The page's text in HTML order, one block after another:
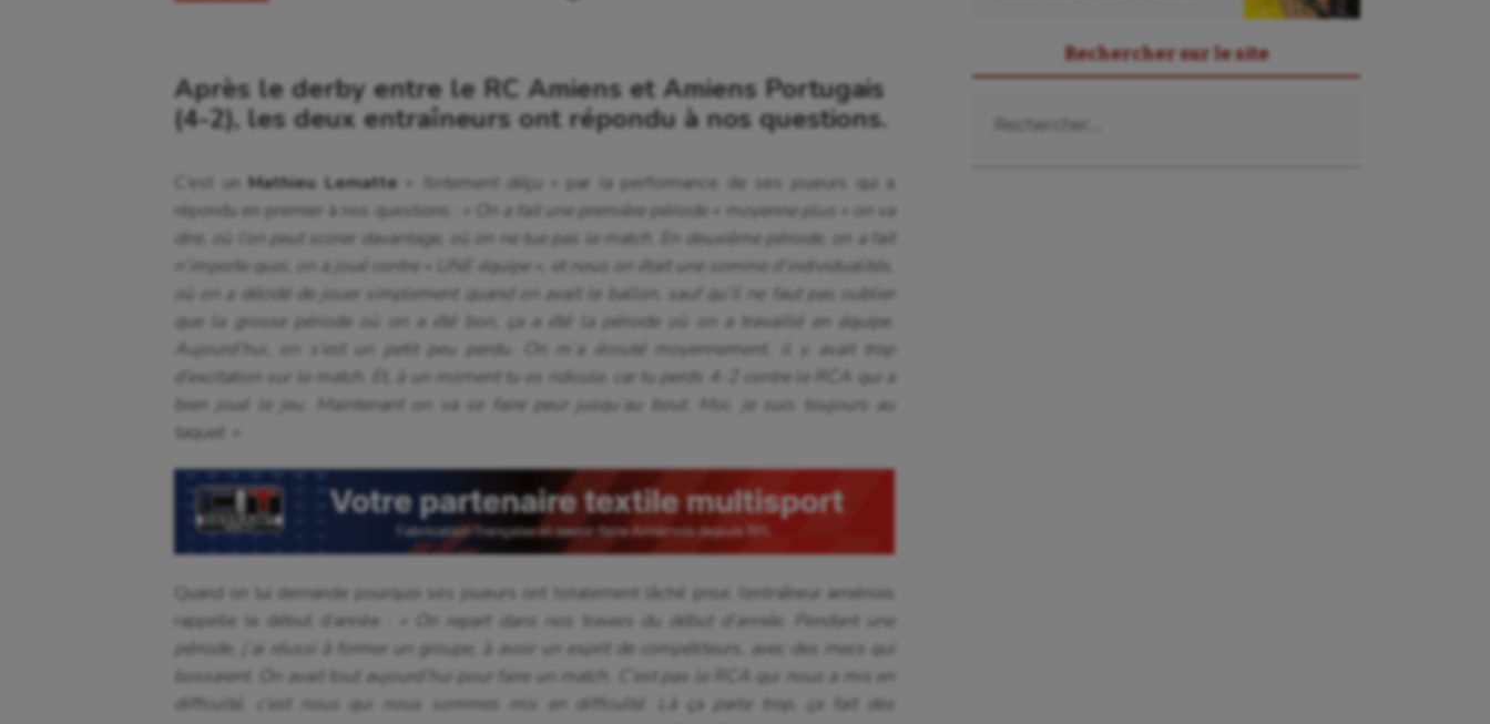
Après le derby entre le RC Amiens et Amiens Portugais
(4-2), les deux entraîneurs ont répondu à nos questions.
C’est un Mathieu Lematte fortement déçu
» par la performance de ses joueurs qui a
répondu en premier à nos questions :
« On a fait une première période « moyenne plus » on va
dire, où l’on peut scorer davantage, où on ne tue pas le match. En deuxième période, on a fait
n’importe quoi, on a joué contre « UNE équipe », et nous on était une somme d’individualités,
où on a décidé de jouer simplement quand on avait le ballon, sauf qu’il ne faut pas oublier
que la grosse période où on a été bon, ça a été la période où on a travaillé en équipe.
Aujourd’hui, on s’est un petit peu perdu. On m’a écouté moyennement, il y avait trop
d’excitation sur le match. Et, à un moment tu es ridicule, car tu perds 4-2 contre le RCA qui a
bien joué le jeu. Maintenant on va se faire peur jusqu’au bout. Moi, je suis toujours au
taquet. »
Quand on lui demande pourquoi ses joueurs ont totalement lâché prise, l’entraîneur amiénois
rappelle le début d’année :
« On repart dans nos travers du début d’année. Pendant une
période, j’ai réussi à former un groupe, à avoir un esprit de compétiteurs, avec des mecs qui
bossaient.
On avait tout aujourd’hui pour faire un match. C’est pas le RCA qui nous a mis en
difficulté, c’est nous qui nous sommes mis en difficulté. Là ça parle trop, ça fait des
Rechercher sur le site